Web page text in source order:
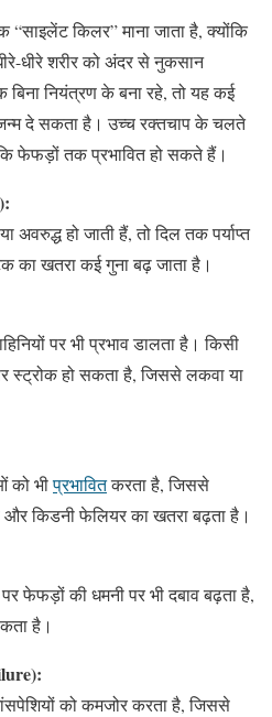
“साइलेंट किलर” माना जाता है, क्योंकि
धीरे शरीर को अंदर से नुकसान
नियंत्रण के बना रहे, तो यह कई
जन्म दे सकता है। उच्च रक्तचाप के चलते
फेफड़ों तक प्रभावित हो सकते हैं।
अवरुद्ध हो जाती हैं, तो दिल तक पर्याप्त
का खतरा कई गुना बढ़ जाता है।
पर भी प्रभाव डालता है। किसी
स्ट्रोक हो सकता है, जिससे लकवा या
को भीप्रभावितकरता है, जिससे
और किडनी फेलियर का खतरा बढ़ता है।
फेफड़ों की धमनी पर भी दबाव बढ़ता है,
है।
को कमजोर करता है, जिससे